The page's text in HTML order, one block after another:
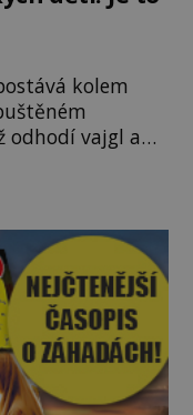
kolem
odhodí vajgl a
k němu dva
14 let.
parkoviště,“